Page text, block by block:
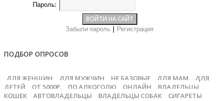
Пароль:
Забыли пароль Регистрация
ПОДБОР ОПРОСОВ
ДЛЯ ЖЕНЩИН ДЛЯ МУЖЧИН НЕ БАЗОВЫЕ ДЛЯ МАМ
ДЛЯ
ДЕТЕЙ
ОТ 5000Р. ПО АЛКОГОЛЮ ОНЛАЙН
ВЛАДЕЛЬЦЫ
КОШЕК
АВТОВЛАДЕЛЬЦЫ ВЛАДЕЛЬЦЫ СОБАК СИГАРЕТЫ